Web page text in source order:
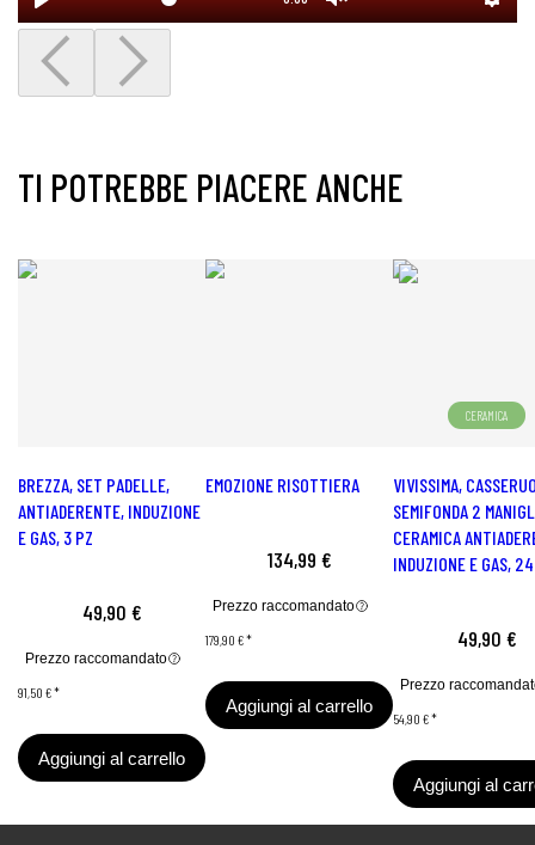
TI POTREBBE PIACERE ANCHE
BREZZA, SET PADELLE,
ANTIADERENTE, INDUZIONE
E GAS, 3 PZ
49,90 €
Prezzo raccomandato
91,50 €*
Aggiungi al carrello
EMOZIONE RISOTTIERA
134,99 €
Prezzo raccomandato
179,90 €*
Aggiungi al carrello
CERAMICA
VIVISSIMA,
SEMIFONDA 2
CERAMICA
INDUZIONE E GAS,
49,90 €
Prezzo
54,90 €*
Aggiungi al